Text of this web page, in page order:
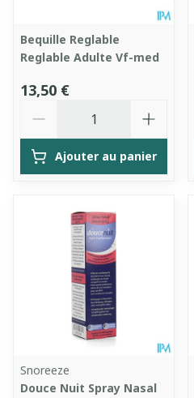
Bequille Reglable
Reglable Adulte Vf-med
13,50 €
Ajouter au panier
Snoreeze
Douce Nuit Spray Nasal